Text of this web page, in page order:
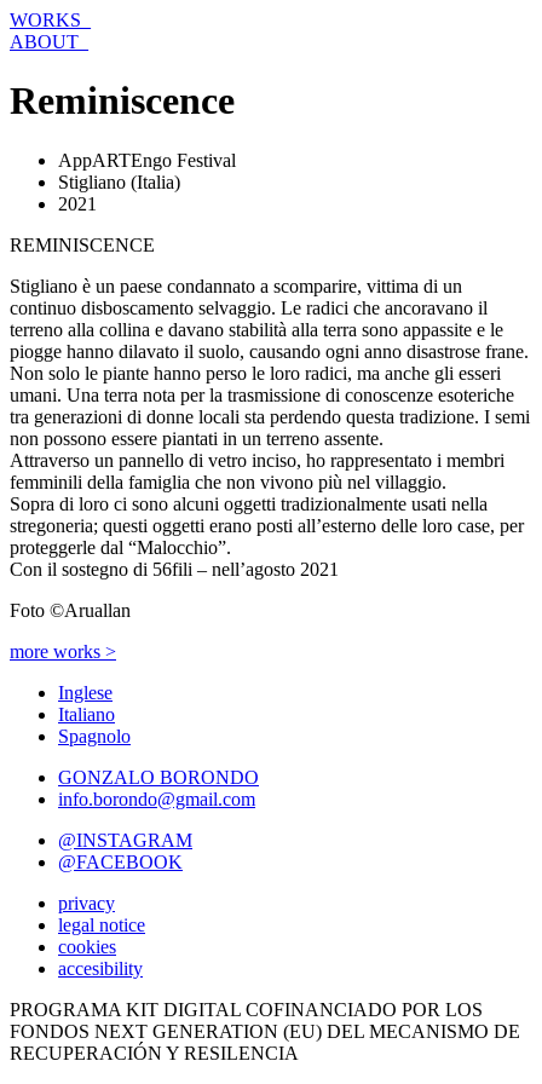
Vai
al
WORKS_
ABOUT_
Reminiscence
AppARTEngo Festival
Stigliano (Italia)
2021
REMINISCENCE
Stigliano è un paese condannato a scomparire, vittima di un
continuo disboscamento selvaggio. Le radici che ancoravano il
terreno alla collina e davano stabilità alla terra sono appassite e le
piogge hanno dilavato il suolo, causando ogni anno disastrose frane.
Non solo le piante hanno perso le loro radici, ma anche gli esseri
umani. Una terra nota per la trasmissione di conoscenze esoteriche
tra generazioni di donne locali sta perdendo questa tradizione. I semi
non possono essere piantati in un terreno assente.
Attraverso un pannello di vetro inciso, ho rappresentato i membri
femminili della famiglia che non vivono più nel villaggio.
Sopra di loro ci sono alcuni oggetti tradizionalmente usati nella
stregoneria; questi oggetti erano posti all’esterno delle loro case, per
proteggerle dal “Malocchio”.
Con il sostegno di 56fili – nell’agosto 2021
Foto ©Aruallan
more works >
Inglese
Italiano
Spagnolo
GONZALO BORONDO
info.borondo@gmail.com
@INSTAGRAM
@FACEBOOK
privacy
legal notice
cookies
accesibility
PROGRAMA KIT DIGITAL COFINANCIADO POR LOS
FONDOS NEXT GENERATION (EU) DEL MECANISMO DE
RECUPERACIÓN Y RESILENCIA